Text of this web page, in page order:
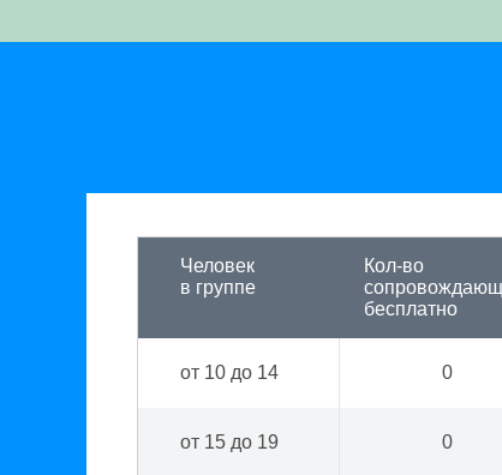
Человек
в группе
Кол-во
бесплатно
от 10 до 14 0
от 15 до 19 0